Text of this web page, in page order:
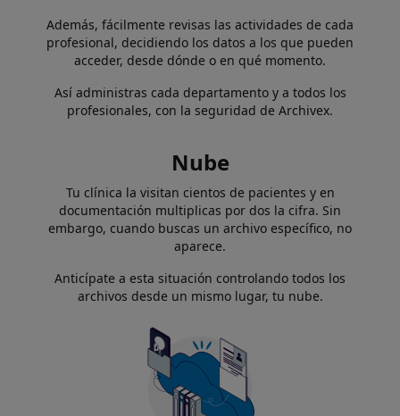
Además, fácilmente revisas las actividades de cada
profesional, decidiendo los datos a los que pueden
acceder, desde dónde o en qué momento.
Así administras cada departamento y a todos los
profesionales, con la seguridad de Archivex.
Nube
Tu clínica la visitan cientos de pacientes y en
documentación multiplicas por dos la cifra. Sin
embargo, cuando buscas un archivo específico, no
aparece.
Anticípate a esta situación controlando todos los
archivos desde un mismo lugar, tu nube.